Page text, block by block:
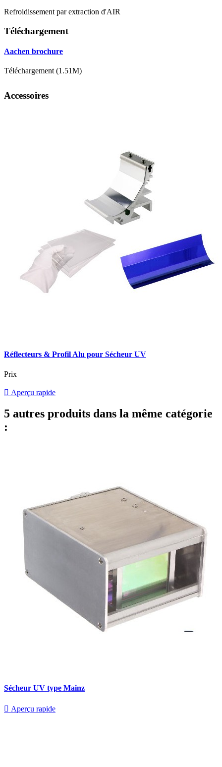
Refroidissement par extraction d'AIR
Téléchargement
Aachen brochure
Téléchargement (1.51M)
Accessoires
Réflecteurs & Profil Alu pour Sécheur UV
Prix
 Aperçu rapide
5 autres produits dans la même catégorie
:
Sécheur UV type Mainz
 Aperçu rapide